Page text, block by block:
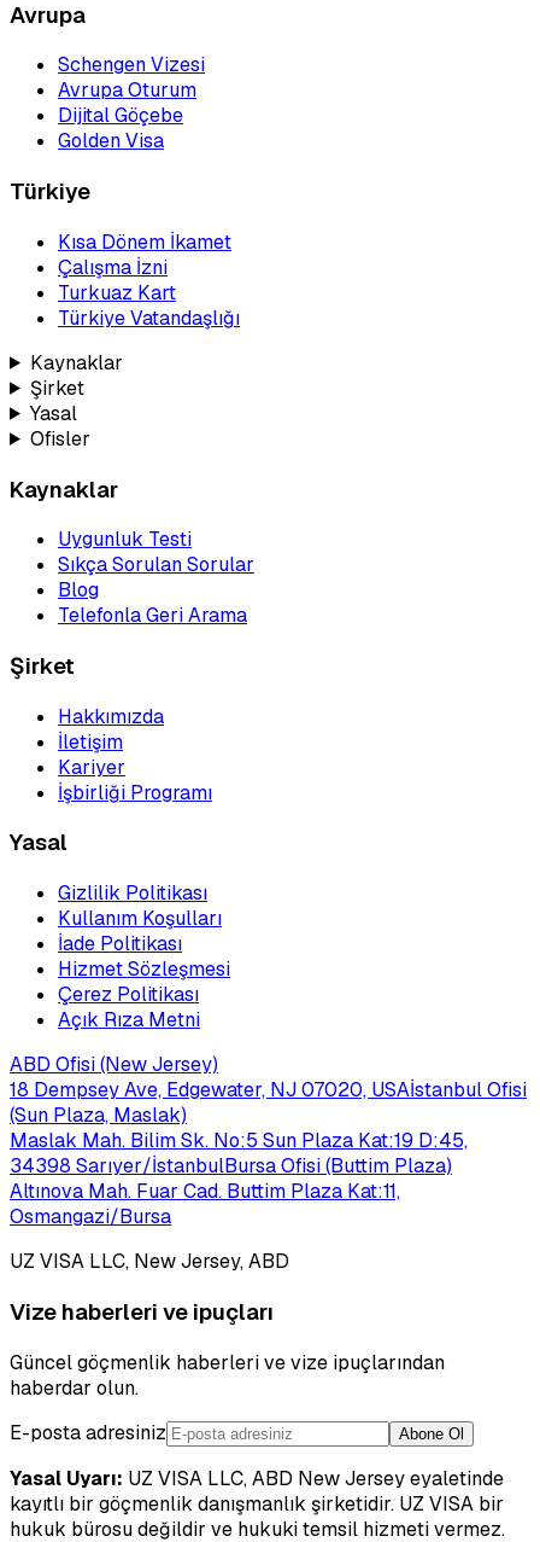
Avrupa
Schengen Vizesi
Avrupa Oturum
Dijital Göçebe
Golden Visa
Türkiye
Kısa Dönem İkamet
Çalışma İzni
Turkuaz Kart
Türkiye Vatandaşlığı
Kaynaklar
Şirket
Yasal
Ofisler
Kaynaklar
Uygunluk Testi
Sıkça Sorulan Sorular
Blog
Telefonla Geri Arama
Şirket
Hakkımızda
İletişim
Kariyer
İşbirliği Programı
Yasal
Gizlilik Politikası
Kullanım Koşulları
İade Politikası
Hizmet Sözleşmesi
Çerez Politikası
Açık Rıza Metni
ABD Ofisi (New Jersey)
18 Dempsey Ave, Edgewater, NJ 07020, USAİstanbul Ofisi
(Sun Plaza, Maslak)
Maslak Mah. Bilim Sk. No:5 Sun Plaza Kat:19 D:45,
34398 Sarıyer/İstanbulBursa Ofisi (Buttim Plaza)
Altınova Mah. Fuar Cad. Buttim Plaza Kat:11,
Osmangazi/Bursa
UZ VISA LLC, New Jersey, ABD
Vize haberleri ve ipuçları
Güncel göçmenlik haberleri ve vize ipuçlarından
haberdar olun.
E-posta adresiniz
Abone Ol
Yasal Uyarı: UZ VISA LLC, ABD New Jersey eyaletinde
kayıtlı bir göçmenlik danışmanlık şirketidir. UZ VISA bir
hukuk bürosu değildir ve hukuki temsil hizmeti vermez.